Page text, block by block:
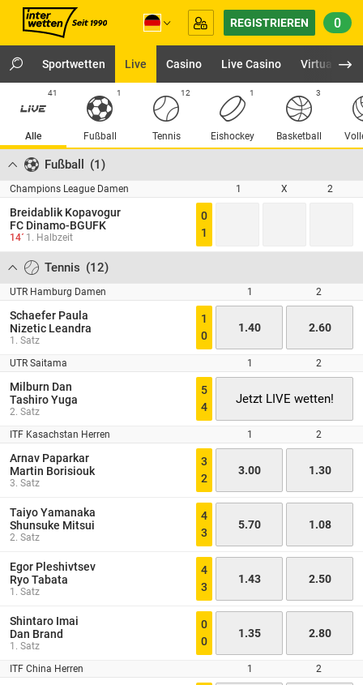
REGISTRIEREN 0
Sportwetten Live Casino Live Casino Virtuals
41
Alle
1
Fußball
12
Tennis
1
Eishockey
3
Basketball
Fußball (1)
Champions League Damen 1 X 2
Breidablik Kopavogur
FC Dinamo-BGUFK
14´ 1. Halbzeit
0
1
Tennis (12)
UTR Hamburg Damen 1 2
Schaefer Paula
Nizetic Leandra
1. Satz
1
0
1.40 2.60
UTR Saitama 1 2
Milburn Dan
Tashiro Yuga
2. Satz
5
4
Jetzt LIVE wetten!
ITF Kasachstan Herren 1 2
Arnav Paparkar
Martin Borisiouk
3. Satz
3
2
3.00 1.30
Taiyo Yamanaka
Shunsuke Mitsui
2. Satz
4
3
5.70 1.08
Egor Pleshivtsev
Ryo Tabata
1. Satz
4
3
1.43 2.50
Shintaro Imai
Dan Brand
1. Satz
0
0
1.35 2.80
ITF China Herren 1 2